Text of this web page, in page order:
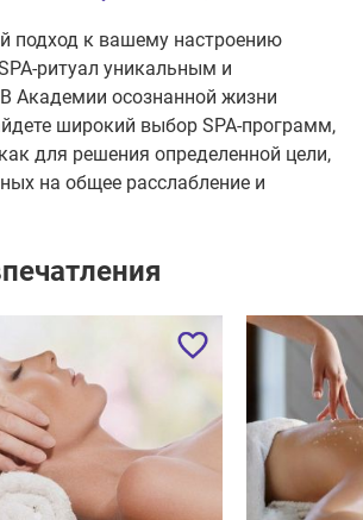
подход к вашему настроению
ритуал уникальным и
Академии осознанной жизни
широкий выбор SPA-программ,
для решения определенной цели,
на общее расслабление и